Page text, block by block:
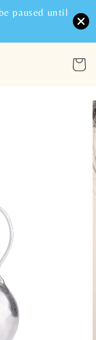
paused until